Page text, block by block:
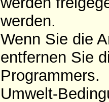
werden.
Wenn Sie die
entfernen Sie
Programmers.
Umwelt-